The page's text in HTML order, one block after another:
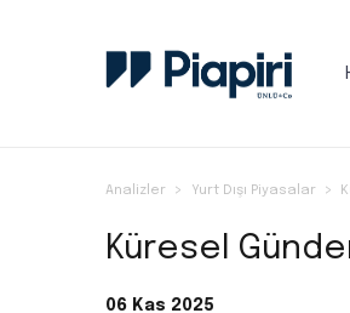
Analizler Yurt Dışı Piyasalar
Küresel
06 Kas 2025